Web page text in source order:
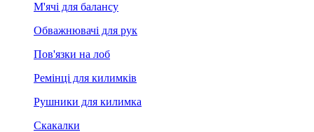
М'ячі для балансу
Обважнювачі для рук
Пов'язки на лоб
Ремінці для килимків
Рушники для килимка
Скакалки